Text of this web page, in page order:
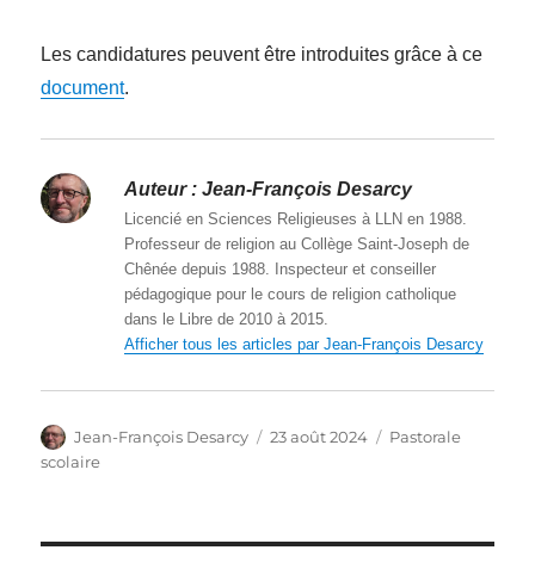
Les candidatures peuvent être introduites grâce à ce
document.
Auteur : Jean-François Desarcy
Licencié en Sciences Religieuses à LLN en 1988.
Professeur de religion au Collège Saint-Joseph de
Chênée depuis 1988. Inspecteur et conseiller
pédagogique pour le cours de religion catholique
dans le Libre de 2010 à 2015.
Afficher tous les articles par Jean-François Desarcy
Auteur
Jean-François Desarcy
Publié
23 août 2024 Catégories
Pastorale
scolaire